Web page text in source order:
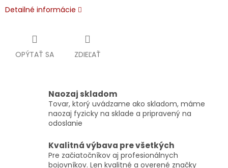
Detailné informácie
OPÝTAŤ SA ZDIEĽAŤ
Naozaj skladom
Tovar, ktorý uvádzame ako skladom, máme
naozaj fyzicky na sklade a pripravený na
odoslanie
Kvalitná výbava pre všetkých
Pre začiatočníkov aj profesionálnych
bojovníkov. Len kvalitné a overené značky